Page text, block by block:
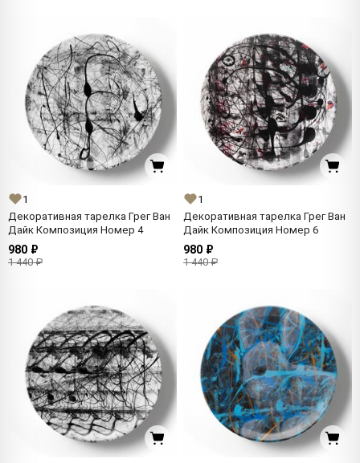
1
Декоративная тарелка Грег Ван
Дайк Композиция Номер 4
980 ₽
1 440 ₽
1
Декоративная тарелка Грег Ван
Дайк Композиция Номер 6
980 ₽
1 440 ₽